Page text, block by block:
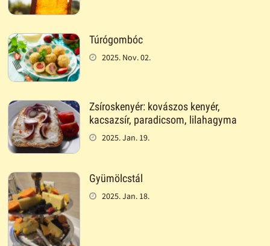
Túrógombóc
2025. Nov. 02.
Zsíroskenyér: kovászos kenyér,
kacsazsír, paradicsom, lilahagyma
2025. Jan. 19.
Gyümölcstál
2025. Jan. 18.